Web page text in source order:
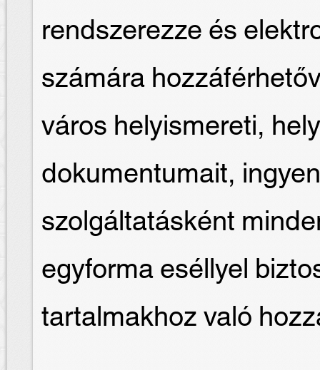
rendszerezze és
számára
város helyismereti,
dokumentumait,
szolgáltatásként
egyforma eséllyel
tartalmakhoz való